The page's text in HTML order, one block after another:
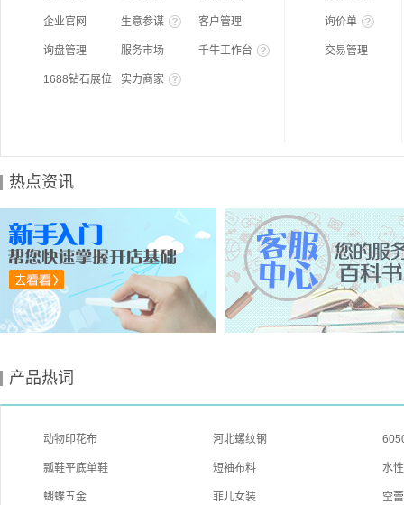
企业官网 生意参谋 客户管理
询盘管理 服务市场 千牛工作台
1688钻石展位 实力商家
询价单
交易管理
热点资讯
产品热词
动物印花布 河北螺纹钢
瓢鞋平底单鞋 短袖布料 水
蝴蝶五金 菲儿女装 空